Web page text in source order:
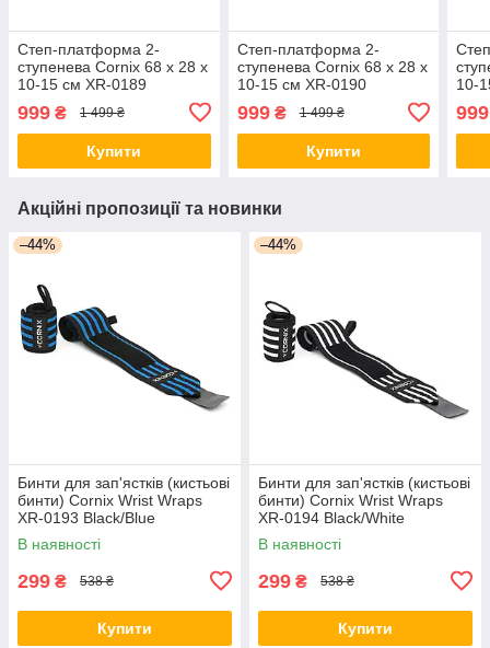
Степ-платформа 2-
ступенева Cornix 68 х 28 х
10-15 см XR-0189
999 ₴ 1 499 ₴
Купити
Степ-платформа 2-
ступенева Cornix 68 х 28 х
10-15 см XR-0190
999₴ 1 499 ₴
Купити
10-
999
Акційні пропозиції та новинки
–44%
Бинти для зап'ястків (кистьові
бинти) Cornix Wrist Wraps
XR-0193 Black/Blue
В наявності
299 ₴ 538 ₴
Купити
–44%
Бинти для зап'ястків (кистьові
бинти) Cornix Wrist Wraps
XR-0194 Black/White
В наявності
299 ₴ 538 ₴
Купити